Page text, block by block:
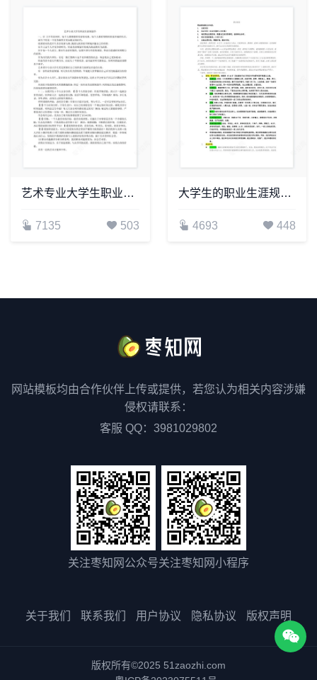
艺术专业大学生职业生涯规划书word模板
7135 503
大学生的职业生涯规划word模板
4693 448
网站模板均由合作伙伴上传或提供，若您认为相关内容涉嫌
侵权请联系：
客服 QQ：3981029802
关注枣知网公众号关注枣知网小程序
关于我们 联系我们 用户协议 隐私协议 版权声明
版权所有©2025 51zaozhi.com